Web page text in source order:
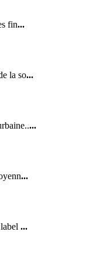
fin...
la so...
...
...
...